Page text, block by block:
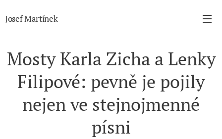
Josef Martínek
Mosty Karla Zicha a Lenky
Filipové: pevně je pojily
nejen ve stejnojmenné
písni